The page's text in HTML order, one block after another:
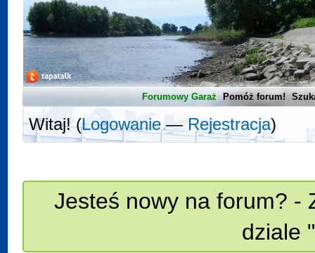
Forumowy Garaż Pomóż forum!
Witaj! (Logowanie—Rejestracja)
Jesteś nowy na forum? -
dziale